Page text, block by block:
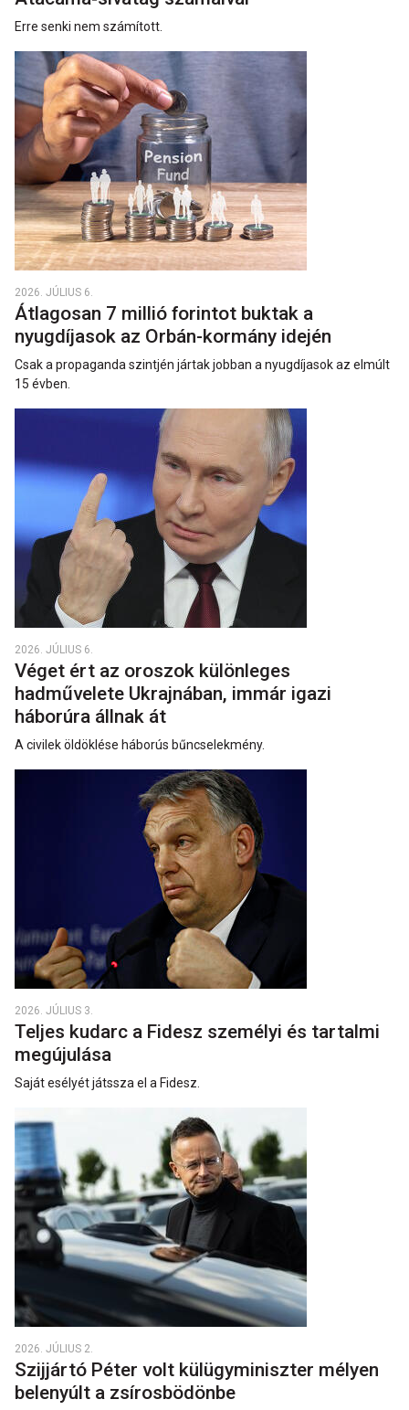
Erre senki nem számított.
2026. JÚLIUS 6.
Átlagosan 7 millió forintot buktak a
nyugdíjasok az Orbán-kormány idején
Csak a propaganda szintjén jártak jobban a nyugdíjasok az elmúlt
15 évben.
2026. JÚLIUS 6.
Véget ért az oroszok különleges
hadművelete Ukrajnában, immár igazi
háborúra állnak át
A civilek öldöklése háborús bűncselekmény.
2026. JÚLIUS 3.
Teljes kudarc a Fidesz személyi és tartalmi
megújulása
Saját esélyét játssza el a Fidesz.
2026. JÚLIUS 2.
Szijjártó Péter volt külügyminiszter mélyen
belenyúlt a zsírosbödönbe